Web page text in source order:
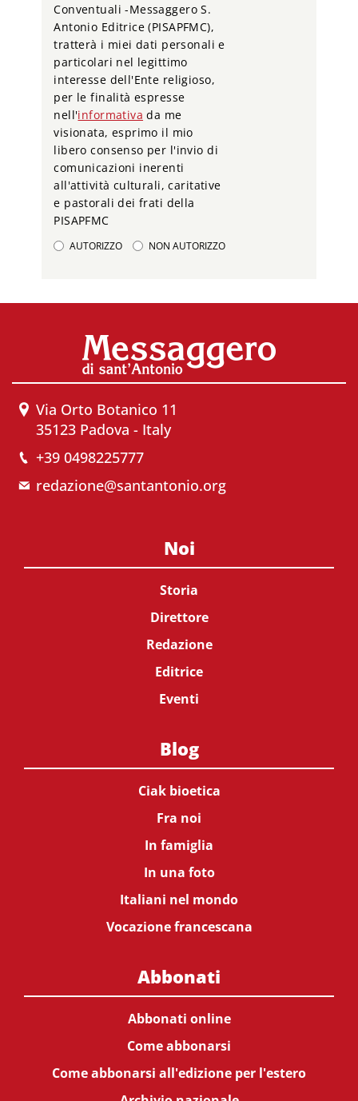
Conventuali -Messaggero S.
Antonio Editrice (PISAPFMC),
tratterà i miei dati personali e
particolari nel legittimo
interesse dell'Ente religioso,
per le finalità espresse
nell'informativa da me
visionata, esprimo il mio
libero consenso per l'invio di
comunicazioni inerenti
all'attività culturali, caritative
e pastorali dei frati della
PISAPFMC
AUTORIZZO NON AUTORIZZO
Via Orto Botanico 11
35123 Padova - Italy
+39 0498225777
redazione@santantonio.org
Noi
Storia
Direttore
Redazione
Editrice
Eventi
Blog
Ciak bioetica
Fra noi
In famiglia
In una foto
Italiani nel mondo
Vocazione francescana
Abbonati
Abbonati online
Come abbonarsi
Come abbonarsi all'edizione per l'estero